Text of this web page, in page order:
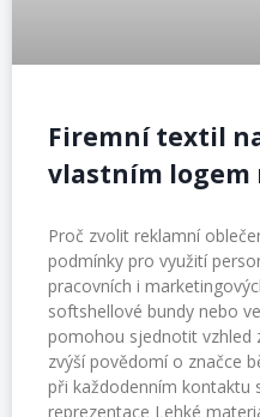
Firemní textil
vlastním logem
Proč zvolit reklamní
podmínky pro využití
pracovních i
softshellové bundy nebo
pomohou sjednotit vzhled
zvýší povědomí o značce
při každodenním kontaktu
reprezentace Lehké